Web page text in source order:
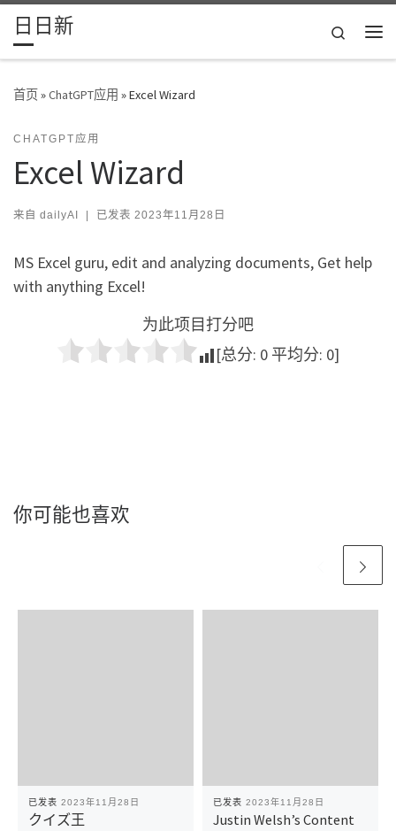
Skip to content
日日新
Search
首页»ChatGPT应用 »Excel Wizard
CHATGPT应用
Excel Wizard
来自 dailyAI | 已发表 2023年11月28日
MS Excel guru, edit and analyzing documents, Get help
with anything Excel!
为此项目打分吧
[总分: 0 平均分: 0]
你可能也喜欢
已发表 2023年11月28日
クイズ王
已发表 2023年11月28日
Justin Welsh’s Content